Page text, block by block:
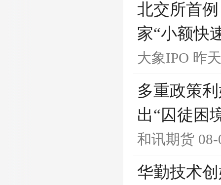
北交所首
家“小额快
大象IPO 昨
多重政策
出“囚徒困
和讯期货
华勤技术